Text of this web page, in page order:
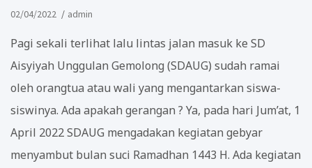
02/04/2022 admin
Pagi sekali terlihat lalu lintas jalan masuk ke SD
Aisyiyah Unggulan Gemolong (SDAUG) sudah ramai
oleh orangtua atau wali yang mengantarkan siswa-
siswinya. Ada apakah gerangan ? Ya, pada hari Jum’at, 1
April 2022 SDAUG mengadakan kegiatan gebyar
menyambut bulan suci Ramadhan 1443 H. Ada kegiatan